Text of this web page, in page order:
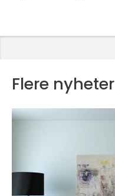
Flere nyheter